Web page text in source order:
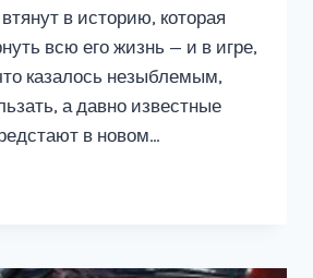
в историю, которая
всю его жизнь — и в игре,
казалось незыблемым,
а давно известные
в новом…